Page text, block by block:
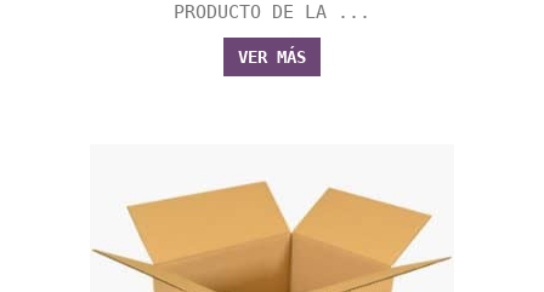
PRODUCTO DE LA ...
VER MÁS